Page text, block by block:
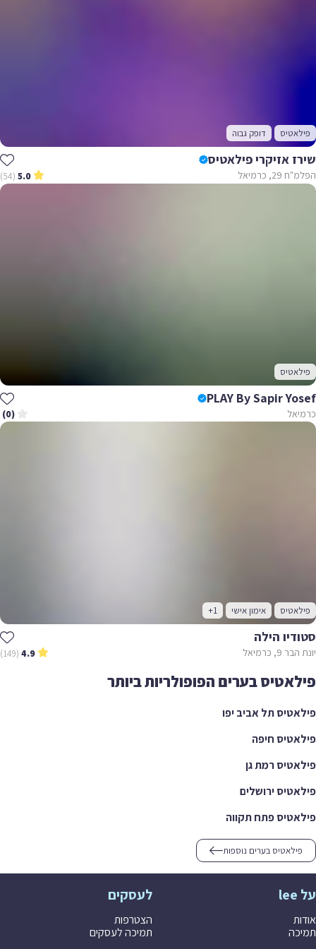
פילאטיס דופק גבוה
שירז אזיקרי פילאטיס
הפלמ"ח 29, כרמיאל 5.0
(54)
פילאטיס
PLAY By Sapir Yosef
כרמיאל (0)
פילאטיס אימון אישי +1
סטודיו הילה
יונת הבר 9, כרמיאל 4.9
(149)
פילאטיס בערים הפופולריות ביותר
פילאטיס תל אביב יפו
פילאטיס חיפה
פילאטיס רמת גן
פילאטיס ירושלים
פילאטיס פתח תקווה
פילאטיס בערים נוספות
על lee
אודות
תמיכה
לעסקים
הצטרפות
תמיכה לעסקים